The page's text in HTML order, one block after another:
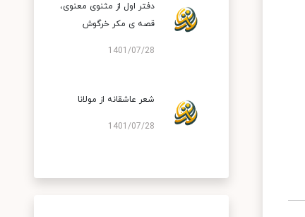
دفتر اول از مثنوی معنوی،
قصه ی مکر خرگوش
1401/07/28
شعر عاشقانه از مولانا
1401/07/28